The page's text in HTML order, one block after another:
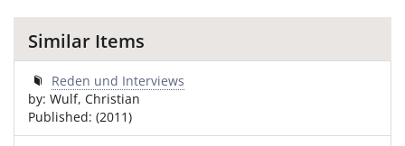
Similar Items
Reden und Interviews
by: Wulf, Christian
Published: (2011)